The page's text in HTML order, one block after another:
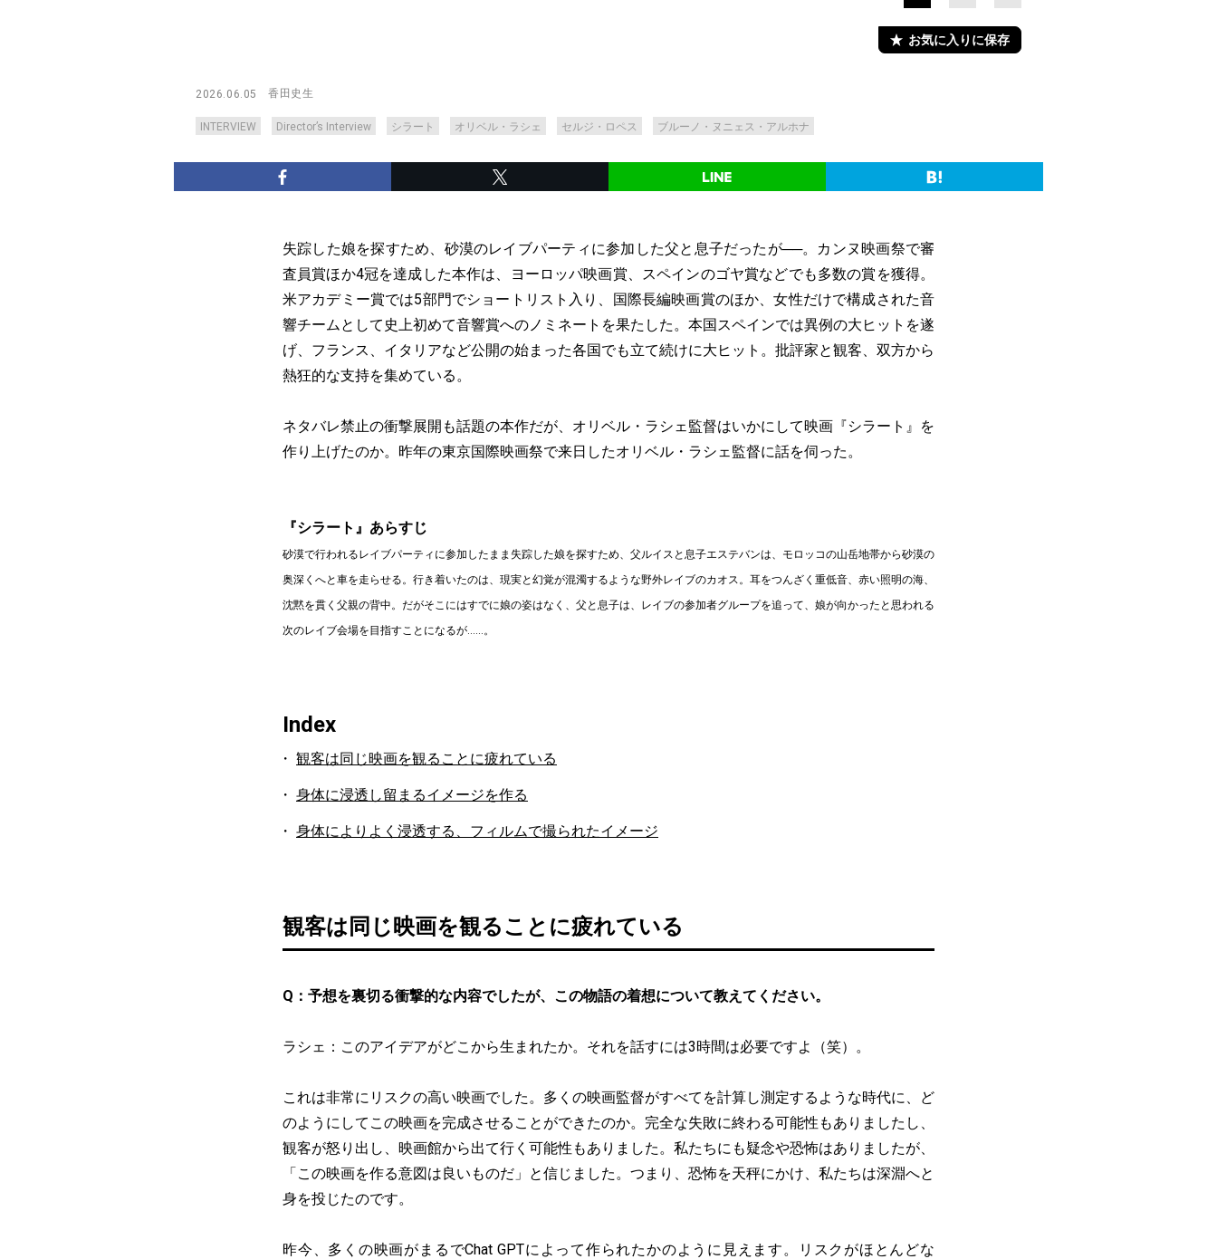
お気に入りに保存
2026.06.05 香田史生
INTERVIEW Director’s Interview シラート オリベル・ラシェ セルジ・ロペス ブルーノ・ヌニェス・アルホナ
失踪した娘を探すため、砂漠のレイブパーティに参加した父と息子だったが──。カンヌ映画祭で審
査員賞ほか4冠を達成した本作は、ヨーロッパ映画賞、スペインのゴヤ賞などでも多数の賞を獲得。
米アカデミー賞では5部門でショートリスト入り、国際長編映画賞のほか、女性だけで構成された音
響チームとして史上初めて音響賞へのノミネートを果たした。本国スペインでは異例の大ヒットを遂
げ、フランス、イタリアなど公開の始まった各国でも立て続けに大ヒット。批評家と観客、双方から
熱狂的な支持を集めている。
ネタバレ禁止の衝撃展開も話題の本作だが、オリベル・ラシェ監督はいかにして映画『シラート』を
作り上げたのか。昨年の東京国際映画祭で来日したオリベル・ラシェ監督に話を伺った。
『シラート』あらすじ
砂漠で行われるレイブパーティに参加したまま失踪した娘を探すため、父ルイスと息子エステバンは、モロッコの山岳地帯から砂漠の
奥深くへと車を走らせる。行き着いたのは、現実と幻覚が混濁するような野外レイブのカオス。耳をつんざく重低音、赤い照明の海、
沈黙を貫く父親の背中。だがそこにはすでに娘の姿はなく、父と息子は、レイブの参加者グループを追って、娘が向かったと思われる
次のレイブ会場を目指すことになるが……。
Index
観客は同じ映画を観ることに疲れている
身体に浸透し留まるイメージを作る
身体によりよく浸透する、フィルムで撮られたイメージ
観客は同じ映画を観ることに疲れている
Q：予想を裏切る衝撃的な内容でしたが、この物語の着想について教えてください。
ラシェ：このアイデアがどこから生まれたか。それを話すには3時間は必要ですよ（笑）。
これは非常にリスクの高い映画でした。多くの映画監督がすべてを計算し測定するような時代に、ど
のようにしてこの映画を完成させることができたのか。完全な失敗に終わる可能性もありましたし、
観客が怒り出し、映画館から出て行く可能性もありました。私たちにも疑念や恐怖はありましたが、
「この映画を作る意図は良いものだ」と信じました。つまり、恐怖を天秤にかけ、私たちは深淵へと
身を投じたのです。
昨今、多くの映画がまるでChat GPTによって作られたかのように見えます。リスクがほとんどな